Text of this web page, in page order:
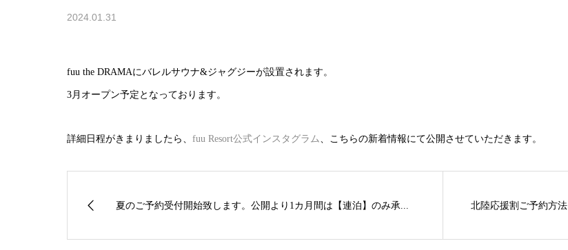
2024.01.31
fuu the DRAMAにバレルサウナ&ジャグジーが設置されます。
3月オープン予定となっております。
詳細日程がきまりましたら、 fuu Resort公式インスタグラム 、こちらの新着情報にて公開させていただきます。
夏のご予約受付開始致します。公開より1カ月間は【連泊】のみ承... 北陸応援割ご予約方法